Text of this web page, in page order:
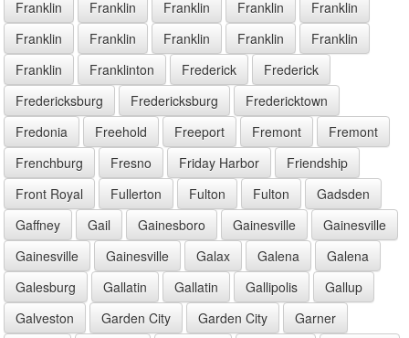
Franklin
Franklin Franklin Franklin
Franklin
Franklin
Franklin Franklin Franklin
Franklin
Franklin
Franklinton Frederick
Frederick
Fredericksburg
Fredericksburg
Fredericktown
Fredonia
Freehold Freeport Fremont
Fremont
Frenchburg
Fresno Friday Harbor
Friendship
Front Royal
Fullerton Fulton Fulton
Gadsden
Gaffney
Gail Gainesboro Gainesville
Gainesville
Gainesville
Gainesville Galax Galena
Galena
Galesburg
Gallatin Gallatin Gallipolis
Gallup
Galveston
Garden City Garden City
Garner